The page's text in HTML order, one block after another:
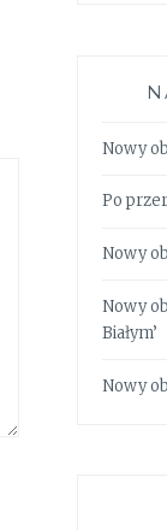
Nowy
Po
Nowy
Nowy
Białym’
Nowy